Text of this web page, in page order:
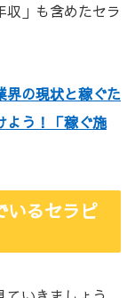
収」も含めたセラ
界の現状と稼ぐた
よう！「稼ぐ施
いるセラピ